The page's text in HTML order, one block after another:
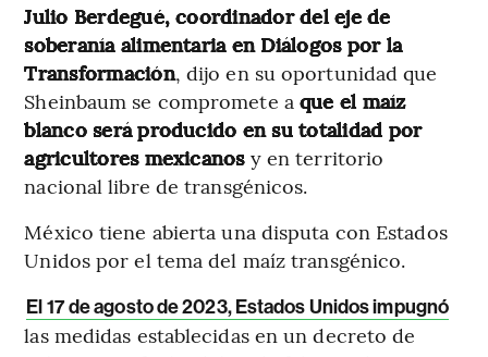
Julio Berdegué, coordinador del eje de
soberanía alimentaria en Diálogos por la
Transformación, dijo en su oportunidad que
Sheinbaum se compromete a que el maíz
blanco será producido en su totalidad por
agricultores mexicanosy en territorio
nacional libre de transgénicos.
México tiene abierta una disputa con Estados
Unidos por el tema del maíz transgénico.
El 17 de agosto de 2023, Estados Unidos impugnó
las medidas establecidas en un decreto de